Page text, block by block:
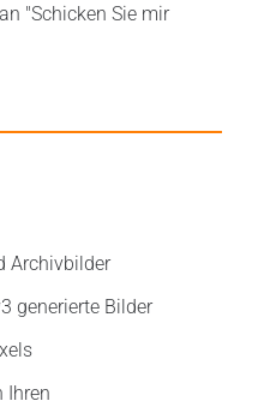
"Schicken Sie mir
Archivbilder
generierte Bilder
Ihren